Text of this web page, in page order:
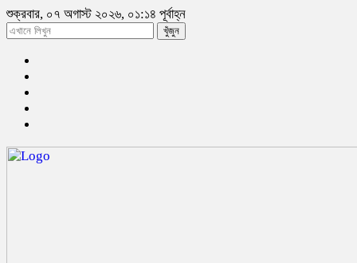
শুক্রবার, ০৭ অগাস্ট ২০২৬, ০১:১৪ পূর্বাহ্ন
খুঁজুন